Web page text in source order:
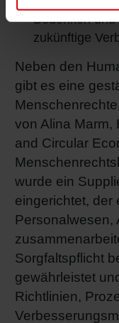
Bedenken
zukünftige
Neben den
gibt es eine
von Alina Marm,
and Circular
wurde ein
eingerichtet, der
Personalwesen,
Sorgfaltspflicht
gewährleistet
Richtlinien,